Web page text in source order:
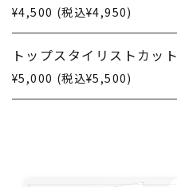
¥4,500 (税込¥4,950)
トップスタイリストカット
¥5,000 (税込¥5,500)